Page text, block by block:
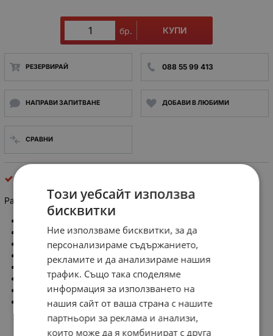
бр. КУПИ
РЕЗЕРВИРАЙ 088 55 99 413
НАПРАВИ ЗАПИТВАНЕ ДОБАВИ В ЛЮБИМИ
СРАВНИ
Радиатор щампован, оребрен, L:130mm, W:177mm, H:9mm
Форма на радиатора: оребрен
натурален
Широчина: 177mm
Височина: 9mm
Материал: алуминий
Refurbished
Този уебсайт използва
бисквитки
Ние използваме бисквитки, за да
персонализираме съдържанието,
рекламите и да анализираме нашия
трафик. Също така споделяме
информация за използването на
нашия сайт от ваша страна с нашите
партньори за реклама и анализи,
които може да я комбинират с друга